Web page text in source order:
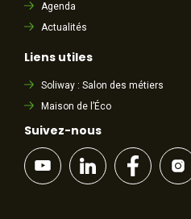
Agenda
Actualités
Liens utiles
Soliway : Salon des métiers
Maison de l’Éco
Suivez-nous